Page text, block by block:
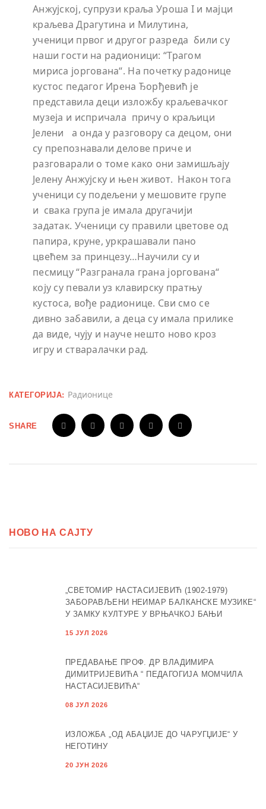
Анжујској, супрузи краља Уроша I и мајци
краљева Драгутина и Милутина,
ученици првог и другог разреда били су
наши гости на радионици: “Трагом
мириса јоргована“. На почетку радонице
кустос педагог Ирена Ђорђевић је
представила деци изложбу краљевачког
музеја и испричала причу о краљици
Јелени а онда у разговору са децом, они
су препознавали делове приче и
разговарали о томе како они замишљају
Јелену Анжујску и њен живот. Након тога
ученици су подељени у мешовите групе
и свака група је имала другачији
задатак. Ученици су правили цветове од
папира, круне, уркрашавали пано
цвећем за принцезу…Научили су и
песмицу “Разгранала грана јоргована“
коју су певали уз клавирску пратњу
кустоса, вође радионице. Сви смо се
дивно забавили, а деца су имала прилике
да виде, чују и науче нешто ново кроз
игру и стваралачки рад.
КАТЕГОРИЈА: Радионице
SHARE
НОВО НА САЈТУ
„СВЕТОМИР НАСТАСИЈЕВИЋ (1902-1979)
ЗАБОРАВЉЕНИ НЕИМАР БАЛКАНСКЕ МУЗИКЕ“
У ЗАМКУ КУЛТУРЕ У ВРЊАЧКОЈ БАЊИ
15 ЈУЛ 2026
ПРЕДАВАЊЕ ПРОФ. ДР ВЛАДИМИРА
ДИМИТРИЈЕВИЋА “ ПЕДАГОГИЈА МОМЧИЛА
НАСТАСИЈЕВИЋА“
08 ЈУЛ 2026
ИЗЛОЖБА „ОД АБАЏИЈЕ ДО ЧАРУГЏИЈЕ“ У
НЕГОТИНУ
20 ЈУН 2026